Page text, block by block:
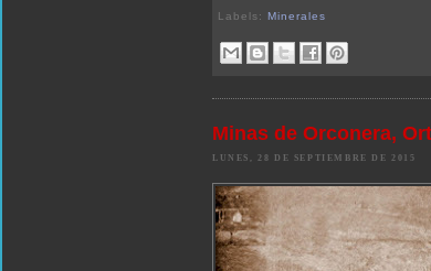
Labels:Minerales
Minas de Orconera,
LUNES, 28 DE SEPTIEMBRE DE 2015